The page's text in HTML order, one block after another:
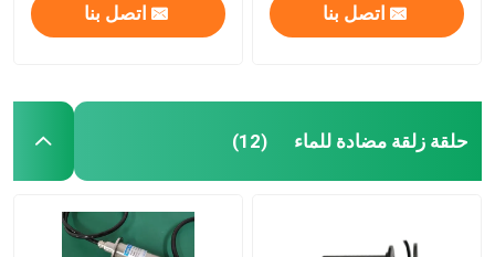
اتصل بنا اتصل بنا
حلقة زلقة مضادة للماء (12)